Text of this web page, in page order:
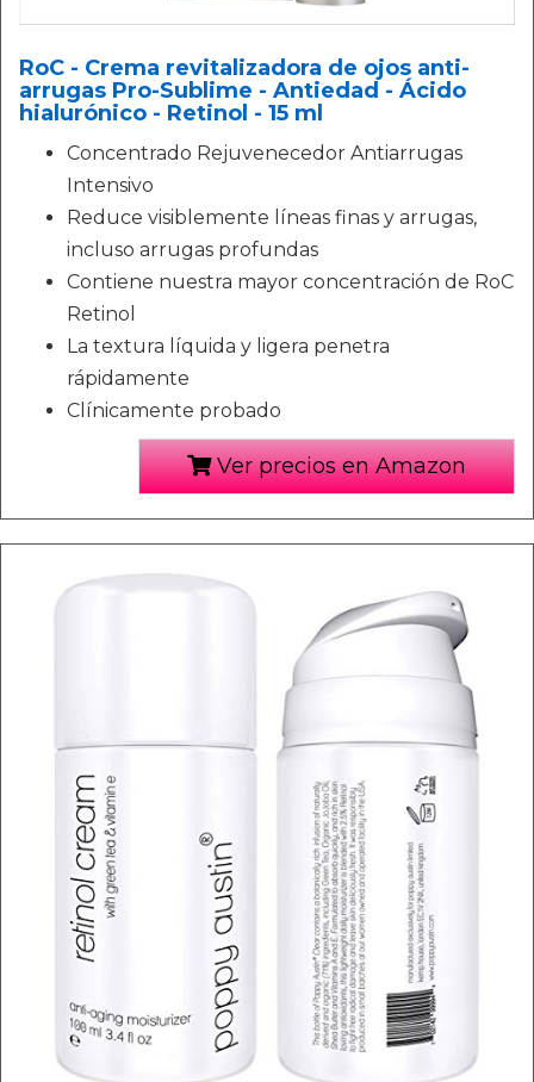
RoC - Crema revitalizadora de ojos anti-
arrugas Pro-Sublime - Antiedad - Ácido
hialurónico - Retinol - 15 ml
Concentrado Rejuvenecedor Antiarrugas
Intensivo
Reduce visiblemente líneas finas y arrugas,
incluso arrugas profundas
Contiene nuestra mayor concentración de RoC
Retinol
La textura líquida y ligera penetra
rápidamente
Clínicamente probado
Ver precios en Amazon